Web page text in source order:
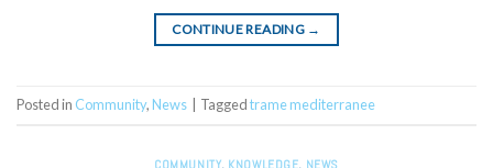
CONTINUE READING →
Posted in Community, News Taggedtrame mediterranee
COMMUNITY, KNOWLEDGE, NEWS